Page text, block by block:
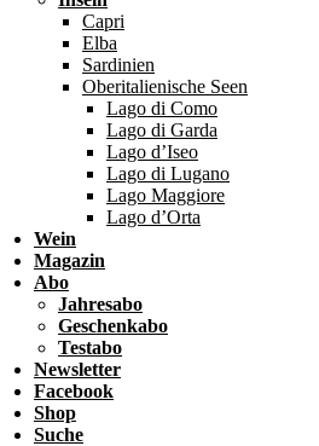
Capri
Elba
Sardinien
Oberitalienische Seen
Lago di Como
Lago di Garda
Lago d’Iseo
Lago di Lugano
Lago Maggiore
Lago d’Orta
Wein
Magazin
Abo
Jahresabo
Geschenkabo
Testabo
Newsletter
Facebook
Shop
Suche